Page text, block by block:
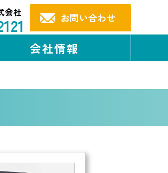
会社 お問い合わせ
会社情報